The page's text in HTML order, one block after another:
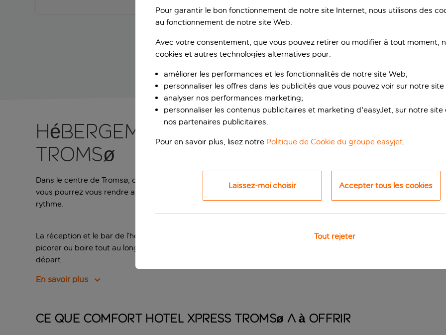
Hébergement simple et pratique
Tromsø
Dans le centre de Tromsø, cet hôtel sobre et minimaliste est idéal pour profiter au mieux d’une escapade en
vous pourrez vous rendre aisément à l’aquarium-musée Polaria ou au musée des Trolls. Vous pourrez aussi louer
rythme.
La réception et le bar de l’hôtel ne font qu’un, ainsi la « réception-bar » vous accueille 24 h/7. C’est ici que vous
picorer ou boire tout au long de la journée. Des bornes d’enregistrement en self-service sont également à votre
départ.
En savoir plus
Ce que Comfort Hotel Xpress Tromsø a à offrir
Pour garantir le bon fonctionnement de notre site Internet, nous utilisons des
au fonctionnement de notre site Web.
Avec votre consentement, que vous pouvez retirer ou modifier à tout moment,
cookies et autres technologies alternatives pour:
améliorer les performances et les fonctionnalités de notre site Web;
personnaliser les offres dans les publicités que vous pouvez voir sur notre site
analyser nos performances marketing;
personnaliser les contenus publicitaires et marketing d'easyJet, sur notre site
nos partenaires publicitaires.
Pour en savoir plus, lisez notre Politique de Cookie du groupe easyjet
Laissez-moi choisir Accepter tous les cookies
Tout rejeter